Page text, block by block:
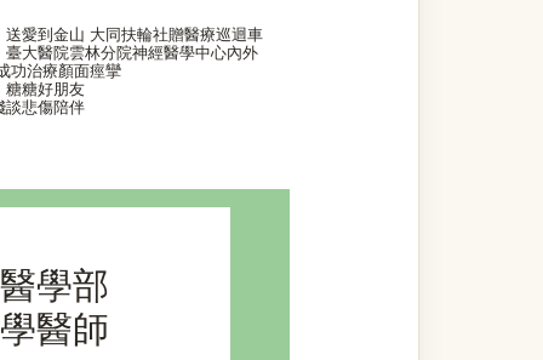
送愛到金山 大同扶輪社贈醫療巡迴車
臺大醫院雲林分院神經醫學中心內外
功治療顏面痙攣
糖糖好朋友
談悲傷陪伴
學部
醫師